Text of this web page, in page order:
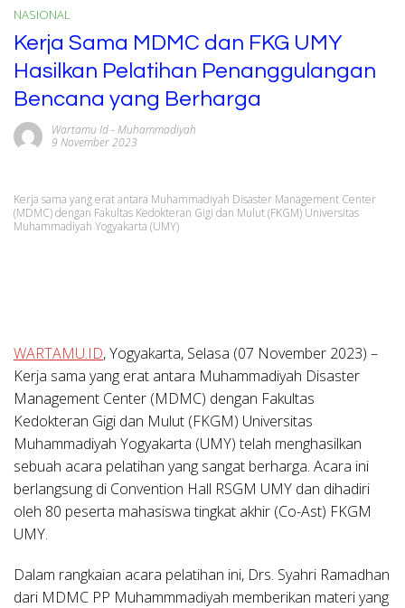
NASIONAL
Kerja Sama MDMC dan FKG UMY
Hasilkan Pelatihan Penanggulangan
Bencana yang Berharga
Wartamu Id- Muhammadiyah
9 November 2023
Kerja sama yang erat antara Muhammadiyah Disaster Management Center
(MDMC) dengan Fakultas Kedokteran Gigi dan Mulut (FKGM) Universitas
Muhammadiyah Yogyakarta (UMY)
WARTAMU.ID,Yogyakarta, Selasa (07 November 2023) –
Kerja sama yang erat antara Muhammadiyah Disaster
Management Center (MDMC) dengan Fakultas
Kedokteran Gigi dan Mulut (FKGM) Universitas
Muhammadiyah Yogyakarta (UMY) telah menghasilkan
sebuah acara pelatihan yang sangat berharga. Acara ini
berlangsung di Convention Hall RSGM UMY dan dihadiri
oleh 80 peserta mahasiswa tingkat akhir (Co-Ast) FKGM
UMY.
Dalam rangkaian acara pelatihan ini, Drs. Syahri Ramadhan
dari MDMC PP Muhammmadiyah memberikan materi yang